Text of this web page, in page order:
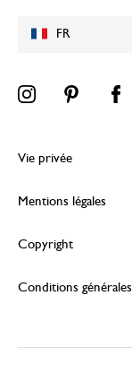
FR
Vie privée
Mentions légales
Copyright
Conditions générales